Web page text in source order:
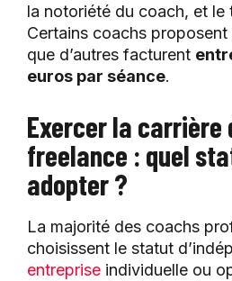
la notoriété du coach, et le
Certains coachs
que d’autres facturent
euros par séance.
Exercer la carrière
freelance : quel
adopter ?
La majorité des coachs
choisissent le statut
entreprise individuelle ou